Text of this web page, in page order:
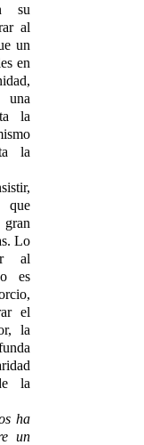
su
al
un
en
una
la
la
gran
Lo
al
es
el
la
la
ha
un